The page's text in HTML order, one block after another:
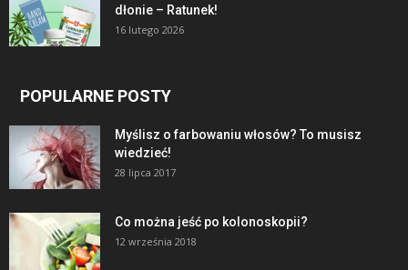
dłonie – Ratunek!
16 lutego 2026
POPULARNE POSTY
Myślisz o farbowaniu włosów? To musisz
wiedzieć!
28 lipca 2017
Co można jeść po kolonoskopii?
12 września 2018